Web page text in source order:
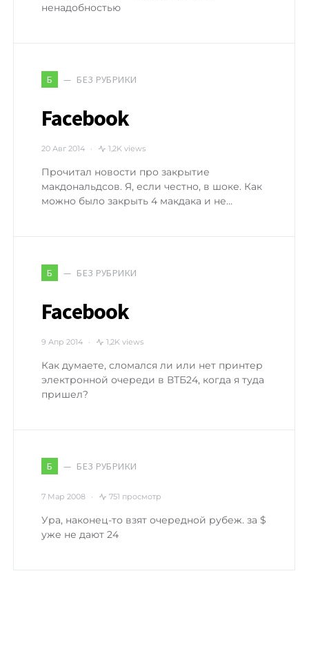
ненадобностью
Б БЕЗ РУБРИКИ
Facebook
20 Авг 2014 1,2K views
Прочитал новости про закрытие
макдональдсов. Я, если честно, в шоке. Как
можно было закрыть 4 макдака и не…
Б БЕЗ РУБРИКИ
Facebook
9 Апр 2014 1,2K views
Как думаете, сломался ли или нет принтер
электронной очереди в ВТБ24, когда я туда
пришел?
Б БЕЗ РУБРИКИ
7 Мар 2008 751 просмотр
Ура, наконец-то взят очередной рубеж. за $
уже не дают 24